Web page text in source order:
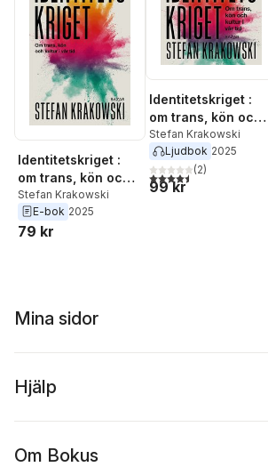
Identitetskriget :
om trans, kön och
kultur i vår tid
Stefan Krakowski
E-bok 2025
79 kr
Identitetskriget :
om trans, kön och
kultur i vår tid
Stefan Krakowski
Ljudbok 2025
4,5utav 5 stjärnor.
(2)
99 kr
Mina sidor
Hjälp
Om Bokus